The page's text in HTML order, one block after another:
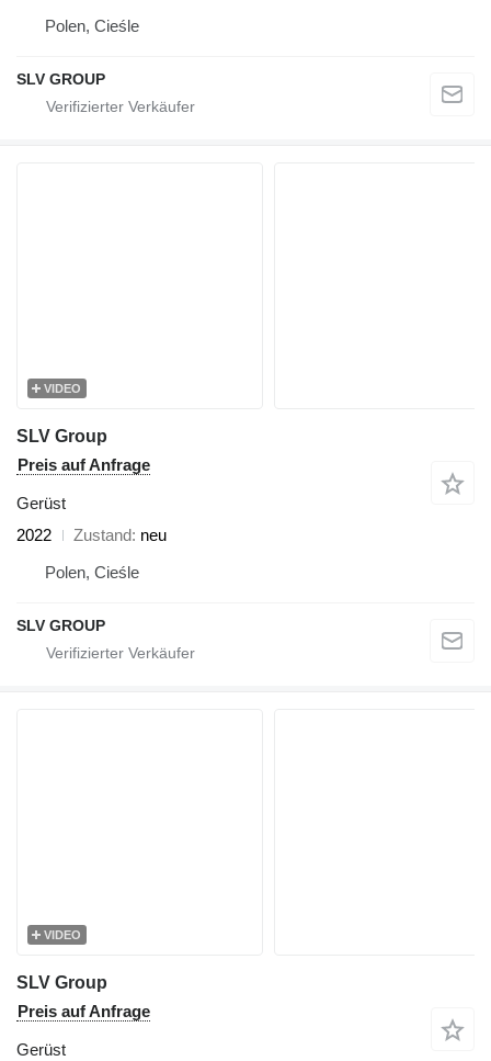
Polen, Cieśle
SLV GROUP
VIDEO
SLV Group
Preis auf Anfrage
Gerüst
2022
Zustand neu
Polen, Cieśle
SLV GROUP
VIDEO
SLV Group
Preis auf Anfrage
Gerüst